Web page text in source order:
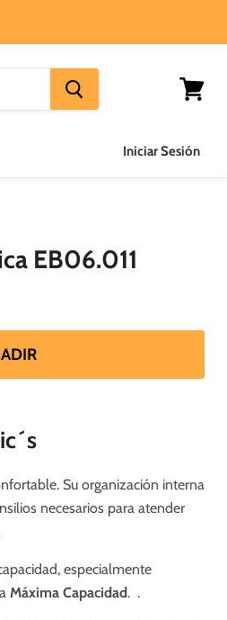
Iniciar Sesión
EB06.011
Su organización interna
necesarios para atender
especialmente
Máxima Capacidad. .